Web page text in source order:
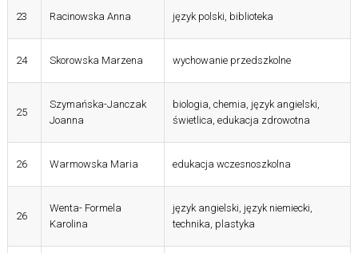
23 Racinowska Anna język polski, biblioteka
24 Skorowska Marzena wychowanie przedszkolne
25
Szymańska-Janczak
Joanna
biologia, chemia, język angielski,
świetlica, edukacja zdrowotna
26 Warmowska Maria edukacja wczesnoszkolna
26
Wenta- Formela
Karolina
język angielski, język niemiecki,
technika, plastyka